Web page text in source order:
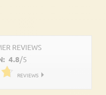
REVIEWS
4.8/5
REVIEWS